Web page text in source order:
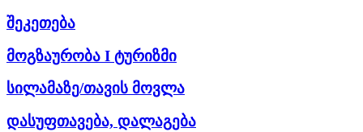
შეკეთება
მოგზაურობა I ტურიზმი
სილამაზე/თავის მოვლა
დასუფთავება, დალაგება